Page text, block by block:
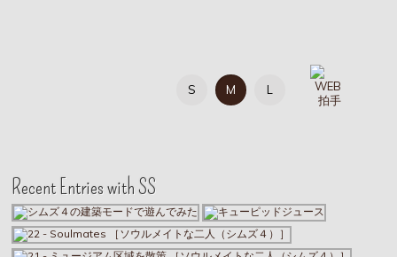
S M L
Recent Entries with SS